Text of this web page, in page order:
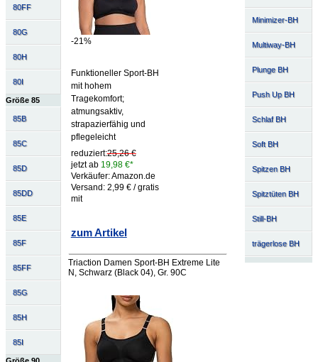
80FF
80G
80H
80I
Größe 85
85B
85C
85D
85DD
85E
85F
85FF
85G
85H
85I
Größe 90
Minimizer-BH
Multiway-BH
Plunge BH
Push Up BH
Schlaf BH
Soft BH
Spitzen BH
Spitztüten BH
Still-BH
trägerlose BH
-21%
Funktioneller Sport-BH
mit hohem
Tragekomfort;
atmungsaktiv,
strapazierfähig und
pflegeleicht
reduziert:25,26 €
jetzt ab 19,98 €*
Verkäufer: Amazon.de
Versand: 2,99 € / gratis
mit
zum Artikel
Triaction Damen Sport-BH Extreme Lite
N, Schwarz (Black 04), Gr. 90C